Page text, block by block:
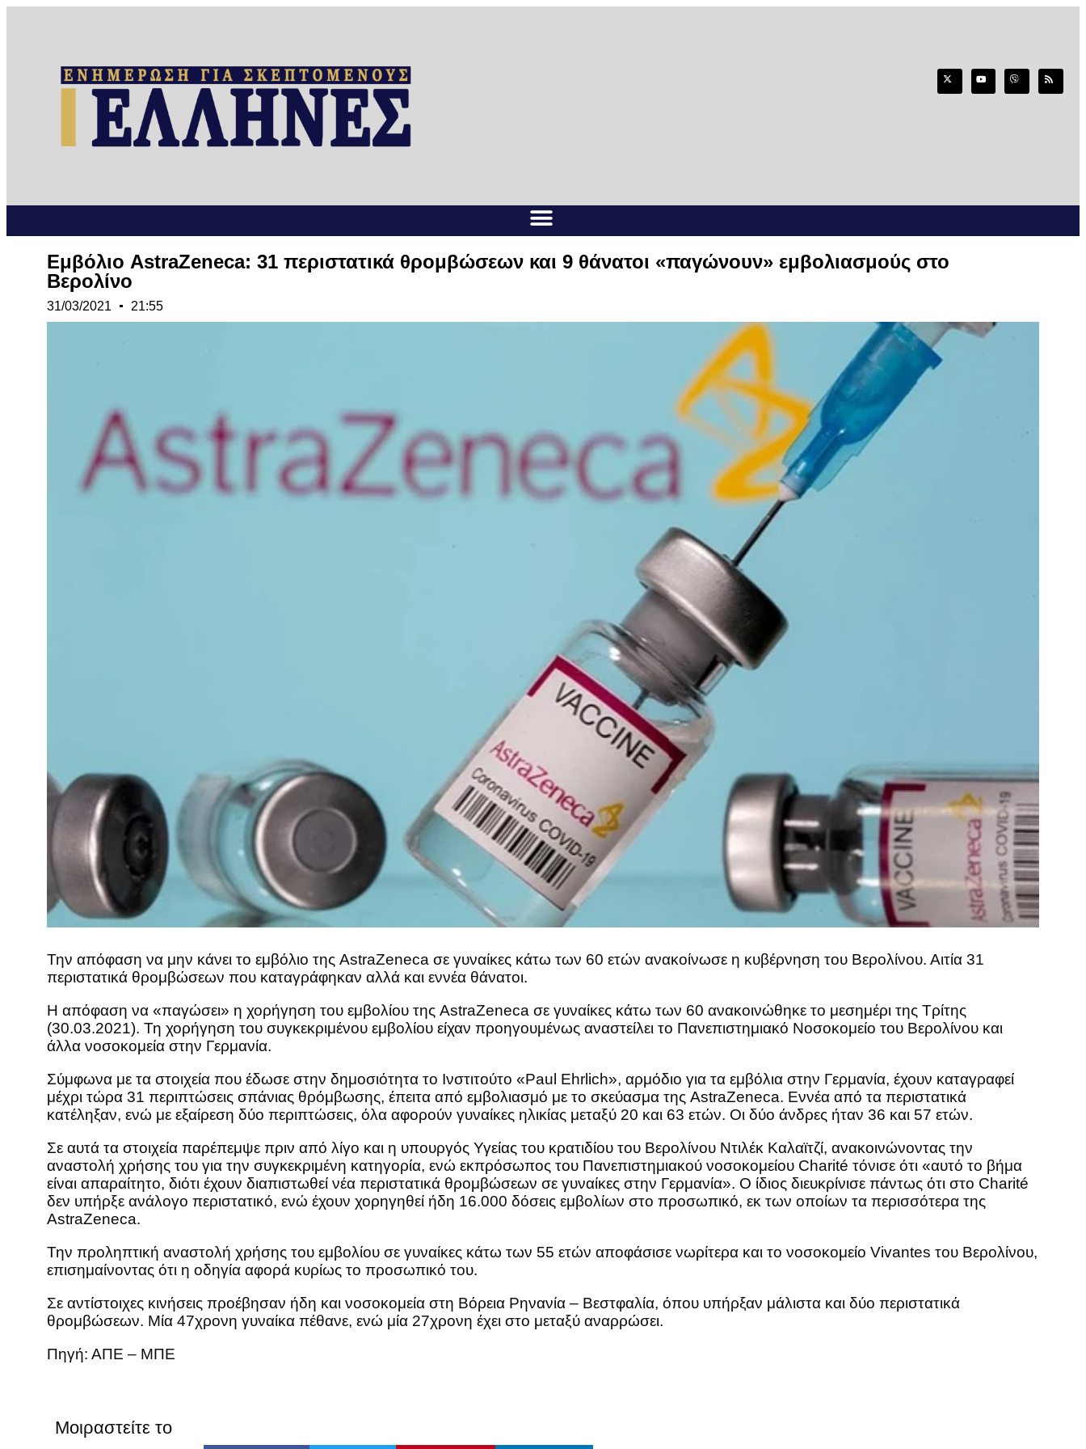
Εμβόλιο AstraZeneca: 31 περιστατικά θρομβώσεων και 9 θάνατοι «παγώνουν» εμβολιασμούς στο
Βερολίνο
31/03/2021 21:55
Την απόφαση να μην κάνει το εμβόλιο της AstraZeneca σε γυναίκες κάτω των 60 ετών ανακοίνωσε η κυβέρνηση του Βερολίνου. Αιτία 31
περιστατικά θρομβώσεων που καταγράφηκαν αλλά και εννέα θάνατοι.
Η απόφαση να «παγώσει» η χορήγηση του εμβολίου της AstraZeneca σε γυναίκες κάτω των 60 ανακοινώθηκε το μεσημέρι της Τρίτης
(30.03.2021). Τη χορήγηση του συγκεκριμένου εμβολίου είχαν προηγουμένως αναστείλει το Πανεπιστημιακό Νοσοκομείο του Βερολίνου και
άλλα νοσοκομεία στην Γερμανία.
Σύμφωνα με τα στοιχεία που έδωσε στην δημοσιότητα το Ινστιτούτο «Paul Ehrlich», αρμόδιο για τα εμβόλια στην Γερμανία, έχουν καταγραφεί
μέχρι τώρα 31 περιπτώσεις σπάνιας θρόμβωσης, έπειτα από εμβολιασμό με το σκεύασμα της AstraZeneca. Εννέα από τα περιστατικά
κατέληξαν, ενώ με εξαίρεση δύο περιπτώσεις, όλα αφορούν γυναίκες ηλικίας μεταξύ 20 και 63 ετών. Οι δύο άνδρες ήταν 36 και 57 ετών.
Σε αυτά τα στοιχεία παρέπεμψε πριν από λίγο και η υπουργός Υγείας του κρατιδίου του Βερολίνου Ντιλέκ Καλαϊτζί, ανακοινώνοντας την
αναστολή χρήσης του για την συγκεκριμένη κατηγορία, ενώ εκπρόσωπος του Πανεπιστημιακού νοσοκομείου Charité τόνισε ότι «αυτό το βήμα
είναι απαραίτητο, διότι έχουν διαπιστωθεί νέα περιστατικά θρομβώσεων σε γυναίκες στην Γερμανία». Ο ίδιος διευκρίνισε πάντως ότι στο Charité
δεν υπήρξε ανάλογο περιστατικό, ενώ έχουν χορηγηθεί ήδη 16.000 δόσεις εμβολίων στο προσωπικό, εκ των οποίων τα περισσότερα της
AstraZeneca.
Την προληπτική αναστολή χρήσης του εμβολίου σε γυναίκες κάτω των 55 ετών αποφάσισε νωρίτερα και το νοσοκομείο Vivantes του Βερολίνου,
επισημαίνοντας ότι η οδηγία αφορά κυρίως το προσωπικό του.
Σε αντίστοιχες κινήσεις προέβησαν ήδη και νοσοκομεία στη Βόρεια Ρηνανία – Βεστφαλία, όπου υπήρξαν μάλιστα και δύο περιστατικά
θρομβώσεων. Μία 47χρονη γυναίκα πέθανε, ενώ μία 27χρονη έχει στο μεταξύ αναρρώσει.
Πηγή: ΑΠΕ – ΜΠΕ
Μοιραστείτε το